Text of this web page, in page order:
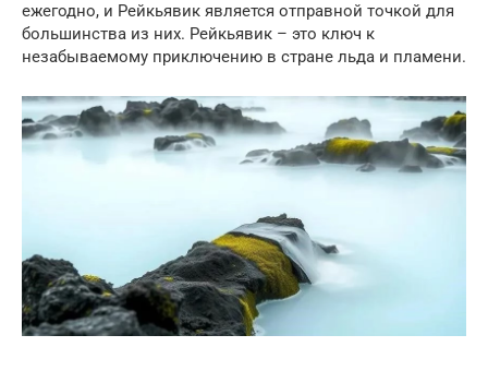
ежегодно, и Рейкьявик является отправной точкой для
большинства из них. Рейкьявик – это ключ к
незабываемому приключению в стране льда и пламени.